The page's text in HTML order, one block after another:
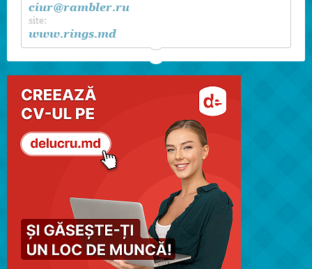
ciur@rambler.ru
site:
www.rings.md